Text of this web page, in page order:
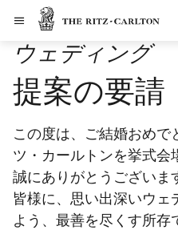
Skip to Content ザ
ウェディング
提案の要請
この度は、ご結婚おめで
ツ・カールトンを挙式会
誠にありがとうございま
皆様に、思い出深いウェ
よう、最善を尽くす所存